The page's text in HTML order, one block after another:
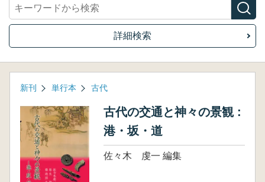
詳細検索
新刊 単行本 古代
古代の交通と神々の景観 :
港・坂・道
佐々木 虔一 編集